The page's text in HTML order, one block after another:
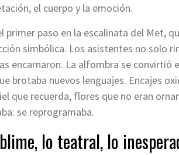
el cuerpo y la emoción.
primer paso en la escalinata del Met,
simbólica. Los asistentes no solo
encarnaron. La alfombra se convirtió
brotaba nuevos lenguajes. Encajes
que recuerda, flores que no eran
se reprogramaba.
lo teatral, lo